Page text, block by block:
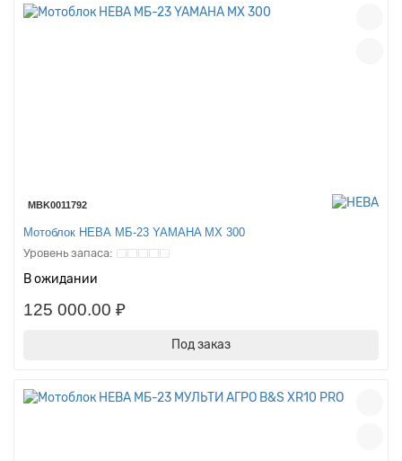
MBK0011792
Мотоблок НЕВА МБ-23 YAMAHA MX 300
В ожидании
125 000.00 ₽
Под заказ